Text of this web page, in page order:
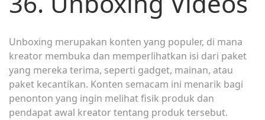
Unboxing merupakan konten yang populer, di mana
kreator membuka dan memperlihatkan isi dari paket
yang mereka terima, seperti gadget, mainan, atau
paket kecantikan. Konten semacam ini menarik bagi
penonton yang ingin melihat fisik produk dan
pendapat awal kreator tentang produk tersebut.